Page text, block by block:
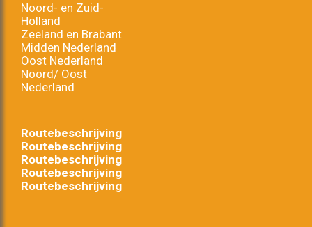
Noord- en Zuid-
Holland
Zeeland en Brabant
Midden Nederland
Oost Nederland
Noord/ Oost
Nederland
Routebeschrijving
Routebeschrijving
Routebeschrijving
Routebeschrijving
Routebeschrijving